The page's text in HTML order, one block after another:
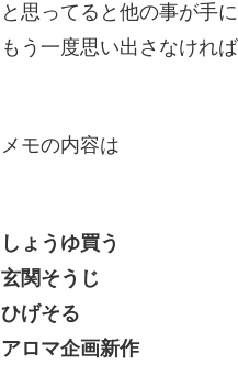
と思ってると他の事が手
もう一度思い出さなけれ
メモの内容は
しょうゆ買う
玄関そうじ
ひげそる
アロマ企画新作